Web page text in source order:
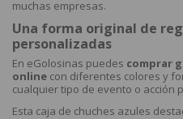
muchas empresas.
Una forma original de
personalizadas
En eGolosinas puedes comprar
online con diferentes colores y
cualquier tipo de evento o acción
Esta caja de chuches azules